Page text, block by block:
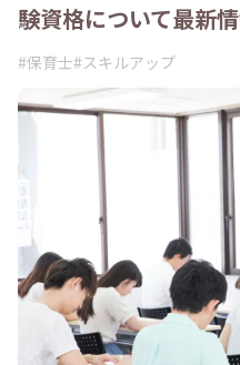
験資格について最新
#保育士#スキルアップ